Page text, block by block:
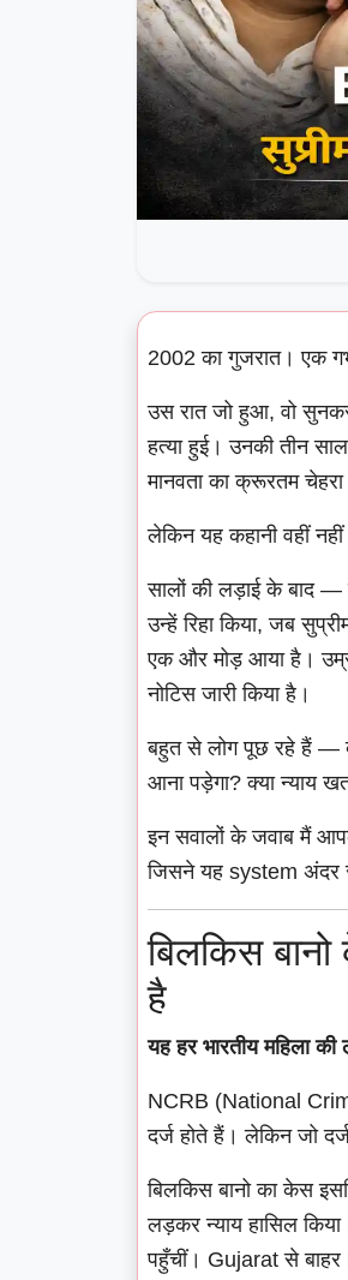
2002 का गुजरात। एक
उस रात जो हुआ, वो
हत्या हुई। उनकी तीन
मानवता का क्रूरतम चेहरा
लेकिन यह कहानी वहीं
सालों की लड़ाई के बाद
उन्हें रिहा किया, जब
एक और मोड़ आया है।
नोटिस जारी किया है।
बहुत से लोग पूछ रहे हैं —
आना पड़ेगा? क्या न्याय
इन सवालों के जवाब मैं
जिसने यह system अंदर
बिलकिस
है
यह हर भारतीय महिला की
NCRB (National
दर्ज होते हैं। लेकिन जो
बिलकिस बानो का केस
लड़कर न्याय हासिल
पहुँचीं। Gujarat से